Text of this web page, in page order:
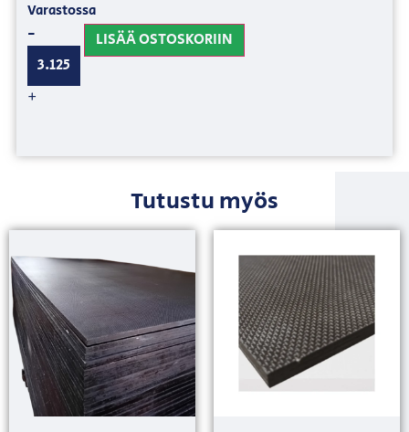
Varastossa
-
+
LISÄÄ OSTOSKORIIN
Tutustu myös